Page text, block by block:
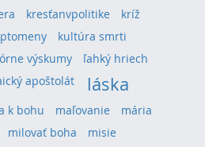
kresťanvpolitike
kríž
kultúra smrti
výskumy
ľahký hriech
apoštolát láska
k bohu maľovanie
mária
milovať boha
misie